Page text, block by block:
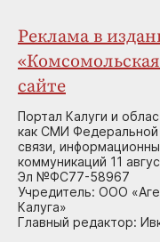
Реклама в
сайте
Портал Калуги и
как СМИ
связи,
коммуникаций 11
Эл №ФС77-58967
Учредитель: ООО
Калуга»
Главный редактор: